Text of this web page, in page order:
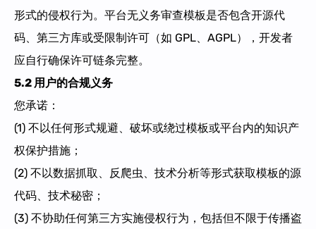
形式的侵权行为。平台无义务审查模板是否包含开源代
码、第三方库或受限制许可（如 GPL、AGPL），开发者
应自行确保许可链条完整。
5.2 用户的合规义务
您承诺：
(1) 不以任何形式规避、破坏或绕过模板或平台内的知识产
权保护措施；
(2) 不以数据抓取、反爬虫、技术分析等形式获取模板的源
代码、技术秘密；
(3) 不协助任何第三方实施侵权行为，包括但不限于传播盗